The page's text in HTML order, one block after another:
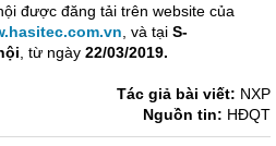
được đăng tải trên website của
, và tại S-
, từ ngày 22/03/2019.
Tác giả bài viết: NXP
Nguồn tin: HĐQT